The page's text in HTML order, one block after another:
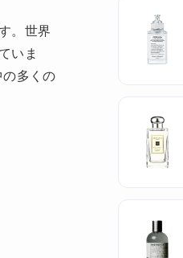
。世界
いま
多くの